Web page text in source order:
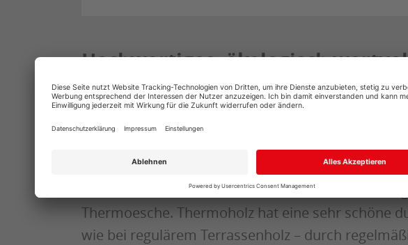
Hochwertiges, ökologisch
Thermoholz ist ein sehr interessantes Produkt für
einheimisches Holz einer Hitzebehandlung ganz
zu einer stark erhöhten Widerstandskraft gegen
Somit erhält man ein extrem dauerhaftes
zu müssen. Thermo-Kiefer ist hier der
Thermoesche. Thermoholz hat eine sehr schöne
wie bei regulärem Terrassenholz – durch